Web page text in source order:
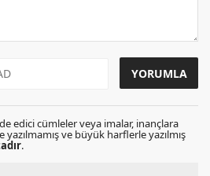
edici cümleler veya imalar, inançlara
yazılmamış ve büyük harflerle yazılmış
.